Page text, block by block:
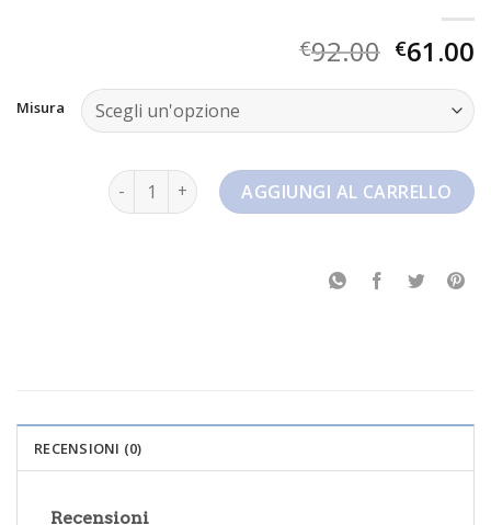
€92.00 €61.00
Misura
nike travis scott quantitàAGGIUNGI AL CARRELLO
RECENSIONI (0)
Recensioni